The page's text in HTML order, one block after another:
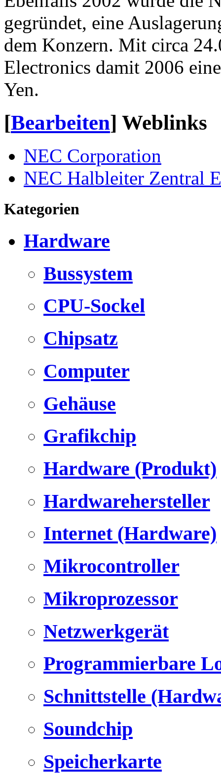
gegründet, eine
dem Konzern. Mit circa
Electronics damit 2006
Yen.
[Bearbeiten] Weblinks
NEC Corporation
NEC Halbleiter Zentral
Kategorien
Hardware
Bussystem
CPU-Sockel
Chipsatz
Computer
Gehäuse
Grafikchip
Hardware (Produkt)
Hardwarehersteller
Internet (Hardware)
Mikrocontroller
Mikroprozessor
Netzwerkgerät
Programmierbare
Schnittstelle
Soundchip
Speicherkarte